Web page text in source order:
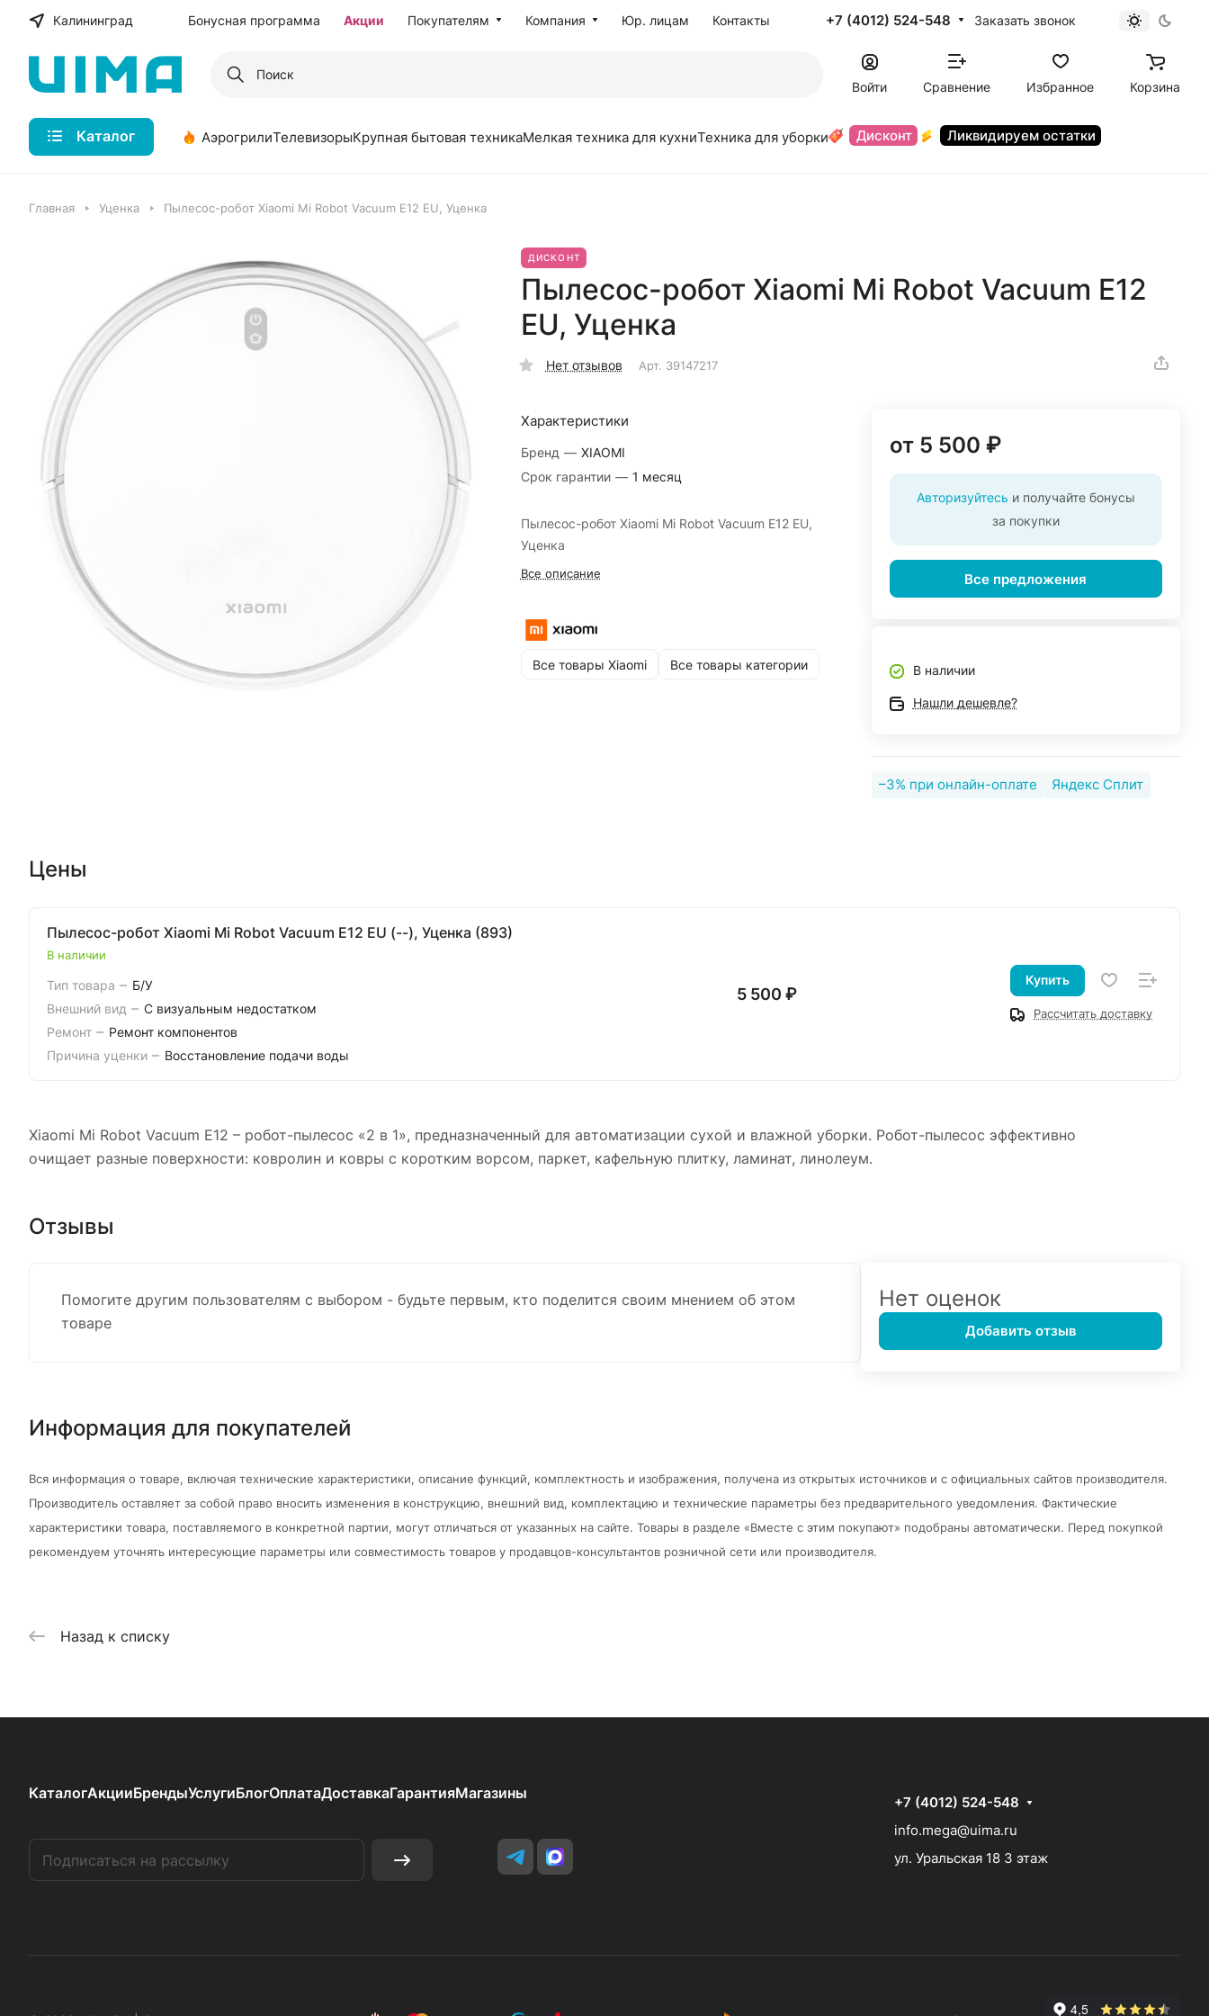
Калининград Бонусная программа Акции Покупателям Компания Юр. лицам Контакты +7 (4012) 524-548 Заказать звонок
Войти Сравнение Избранное Корзина
Каталог АэрогрилиТелевизорыКрупная бытовая техникаМелкая техника для кухниТехника для уборки Дисконт Ликвидируем остатки
Главная Уценка Пылесос-робот Xiaomi Mi Robot Vacuum E12 EU, Уценка
ДИСКОНТ
Пылесос-робот Xiaomi Mi Robot Vacuum E12
EU, Уценка
Нет отзывов Арт. 39147217
Характеристики
Бренд — XIAOMI
Срок гарантии — 1 месяц
Пылесос-робот Xiaomi Mi Robot Vacuum E12 EU,
Уценка
Все описание
Все товары Xiaomi Все товары категории
от 5 500 ₽
Авторизуйтесь и получайте бонусы
за покупки
Все предложения
В наличии
Нашли дешевле?
–3% при онлайн-оплате Яндекс Сплит
Цены
Пылесос-робот Xiaomi Mi Robot Vacuum E12 EU (--), Уценка (893)
В наличии
Тип товара – Б/У
Внешний вид – С визуальным недостатком
Ремонт – Ремонт компонентов
Причина уценки – Восстановление подачи воды
5 500 ₽
Купить
Рассчитать доставку
Xiaomi Mi Robot Vacuum E12 – робот-пылесос «2 в 1», предназначенный для автоматизации сухой и влажной уборки. Робот-пылесос эффективно
очищает разные поверхности: ковролин и ковры с коротким ворсом, паркет, кафельную плитку, ламинат, линолеум.
Отзывы
Помогите другим пользователям с выбором - будьте первым, кто поделится своим мнением об этом
товаре
Нет оценок
Добавить отзыв
Информация для покупателей
Вся информация о товаре, включая технические характеристики, описание функций, комплектность и изображения, получена из открытых источников и с официальных сайтов производителя.
Производитель оставляет за собой право вносить изменения в конструкцию, внешний вид, комплектацию и технические параметры без предварительного уведомления. Фактические
характеристики товара, поставляемого в конкретной партии, могут отличаться от указанных на сайте. Товары в разделе «Вместе с этим покупают» подобраны автоматически. Перед покупкой
рекомендуем уточнять интересующие параметры или совместимость товаров у продавцов-консультантов розничной сети или производителя.
Назад к списку
КаталогАкцииБрендыУслугиБлогОплатаДоставкаГарантияМагазины
+7 (4012) 524-548
info.mega@uima.ru
ул. Уральская 18 3 этаж